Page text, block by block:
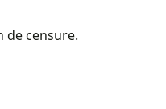
de censure.